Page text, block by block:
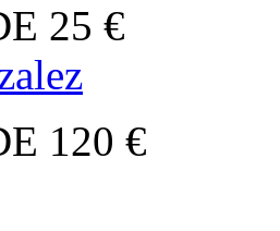
25 €
120 €